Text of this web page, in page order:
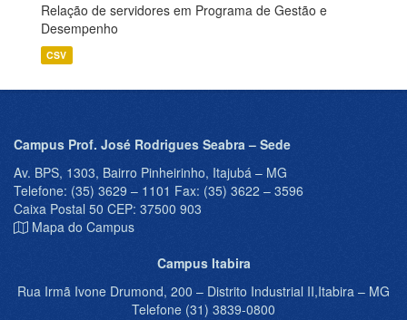
Relação de servidores em Programa de Gestão e
Desempenho
CSV
Campus Prof. José Rodrigues Seabra – Sede
Av. BPS, 1303, Bairro Pinheirinho, Itajubá – MG
Telefone: (35) 3629 – 1101 Fax: (35) 3622 – 3596
Caixa Postal 50 CEP: 37500 903
Mapa do Campus
Campus Itabira
Rua Irmã Ivone Drumond, 200 – Distrito Industrial II,Itabira – MG
Telefone (31) 3839-0800